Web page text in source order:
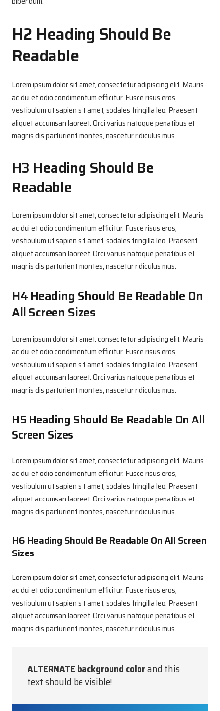
H2 Heading Should Be
Readable
Lorem ipsum dolor sit amet, consectetur adipiscing elit. Mauris
ac dui et odio condimentum efficitur. Fusce risus eros,
vestibulum ut sapien sit amet, sodales fringilla leo. Praesent
aliquet accumsan laoreet. Orci varius natoque penatibus et
magnis dis parturient montes, nascetur ridiculus mus.
H3 Heading Should Be
Readable
Lorem ipsum dolor sit amet, consectetur adipiscing elit. Mauris
ac dui et odio condimentum efficitur. Fusce risus eros,
vestibulum ut sapien sit amet, sodales fringilla leo. Praesent
aliquet accumsan laoreet. Orci varius natoque penatibus et
magnis dis parturient montes, nascetur ridiculus mus.
H4 Heading Should Be Readable On
All Screen Sizes
Lorem ipsum dolor sit amet, consectetur adipiscing elit. Mauris
ac dui et odio condimentum efficitur. Fusce risus eros,
vestibulum ut sapien sit amet, sodales fringilla leo. Praesent
aliquet accumsan laoreet. Orci varius natoque penatibus et
magnis dis parturient montes, nascetur ridiculus mus.
H5 Heading Should Be Readable On All
Screen Sizes
Lorem ipsum dolor sit amet, consectetur adipiscing elit. Mauris
ac dui et odio condimentum efficitur. Fusce risus eros,
vestibulum ut sapien sit amet, sodales fringilla leo. Praesent
aliquet accumsan laoreet. Orci varius natoque penatibus et
magnis dis parturient montes, nascetur ridiculus mus.
H6 Heading Should Be Readable On All Screen
Sizes
Lorem ipsum dolor sit amet, consectetur adipiscing elit. Mauris
ac dui et odio condimentum efficitur. Fusce risus eros,
vestibulum ut sapien sit amet, sodales fringilla leo. Praesent
aliquet accumsan laoreet. Orci varius natoque penatibus et
magnis dis parturient montes, nascetur ridiculus mus.
ALTERNATE background colorand this
text should be visible!